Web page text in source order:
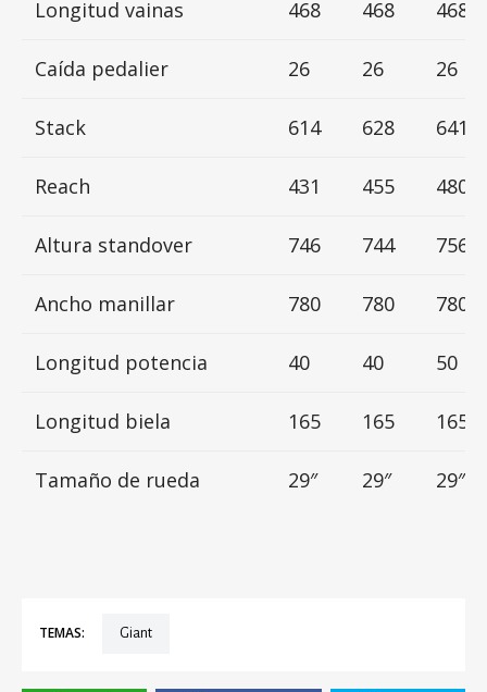
Longitud vainas 468 468 468
Caída pedalier 26 26 26
Stack 614 628 641
Reach 431 455 480
Altura standover 746 744 756
Ancho manillar 780 780 780
Longitud potencia 40 40 50
Longitud biela 165 165 165
Tamaño de rueda 29″ 29″ 29″
TEMAS: Giant